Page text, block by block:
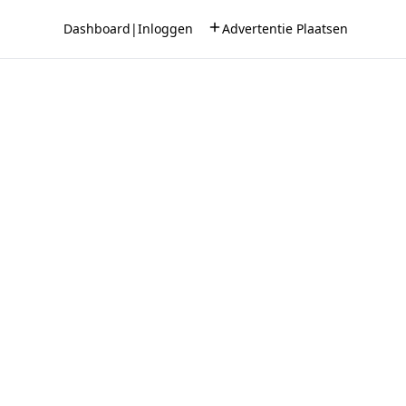
Dashboard |Inloggen Advertentie Plaatsen